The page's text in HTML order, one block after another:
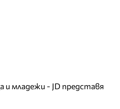
и младежи - JD представя